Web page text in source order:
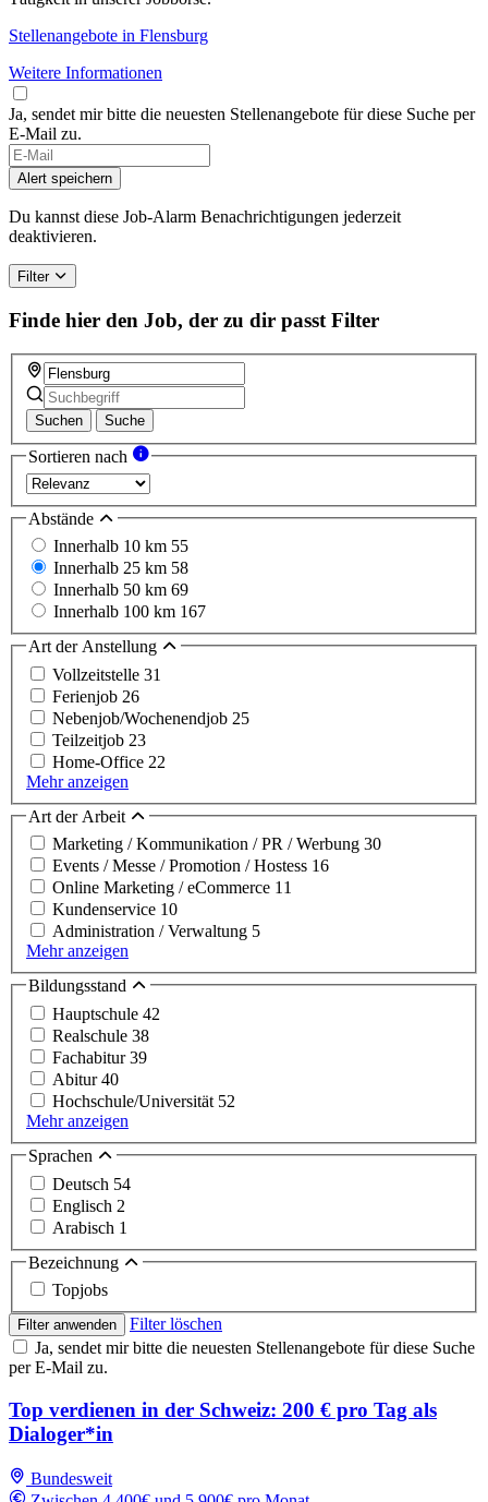
Stellenangebote in Flensburg
Weitere Informationen
Ja, sendet mir bitte die neuesten Stellenangebote für diese Suche per
E-Mail zu.
Alert speichern
Du kannst diese Job-Alarm Benachrichtigungen jederzeit
deaktivieren.
Filter
Finde hier den Job, der zu dir passt Filter
Suchen Suche
Sortieren nach
Abstände
Innerhalb 10 km 55
Innerhalb 25 km 58
Innerhalb 50 km 69
Innerhalb 100 km 167
Art der Anstellung
Vollzeitstelle 31
Ferienjob 26
Nebenjob/Wochenendjob 25
Teilzeitjob 23
Home-Office 22
Mehr anzeigen
Art der Arbeit
Marketing / Kommunikation / PR / Werbung 30
Events / Messe / Promotion / Hostess 16
Online Marketing / eCommerce 11
Kundenservice 10
Administration / Verwaltung 5
Mehr anzeigen
Bildungsstand
Hauptschule 42
Realschule 38
Fachabitur39
Abitur40
Hochschule/Universität 52
Mehr anzeigen
Sprachen
Deutsch 54
Englisch 2
Arabisch 1
Bezeichnung
Topjobs
Filter anwenden
Filter löschen
Ja, sendet mir bitte die neuesten Stellenangebote für diese Suche
per E-Mail zu.
Top verdienen in der Schweiz: 200 € pro Tag als
Dialoger*in
Bundesweit